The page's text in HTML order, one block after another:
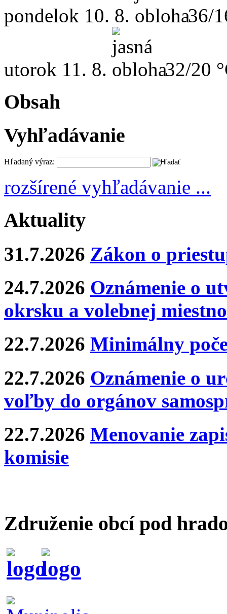
pondelok 10. 8. 36/
utorok 11. 8. 32/20
Obsah
Vyhľadávanie
Hľadaný výraz:
rozšírené vyhľadávanie ...
Aktuality
31.7.2026 Zákon o
24.7.2026 Oznámenie o
okrsku a volebnej
22.7.2026 Minimálny
22.7.2026 Oznámenie o
voľby do orgánov
22.7.2026 Menovanie
komisie
Združenie obcí pod